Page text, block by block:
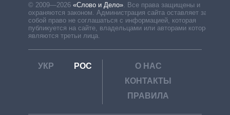
© 2009—2026 «Слово и Дело» Все права защищены и
охраняются законом. Администрация сайта оставляет за
собой право не соглашаться с информацией, которая
публикуется на сайте, владельцами или авторами которой
являются третьи лица.
УКР РОС
О НАС
КОНТАКТЫ
ПРАВИЛА